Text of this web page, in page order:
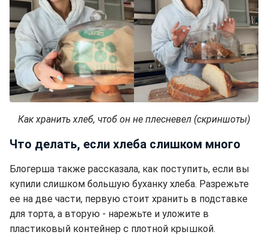
Как хранить хлеб, чтоб он не плесневел (скриншоты)
Что делать, если хлеба слишком много
Блогерша также рассказала, как поступить, если вы
купили слишком большую буханку хлеба. Разрежьте
ее на две части, первую стоит хранить в подставке
для торта, а вторую - нарежьте и уложите в
пластиковый контейнер с плотной крышкой.